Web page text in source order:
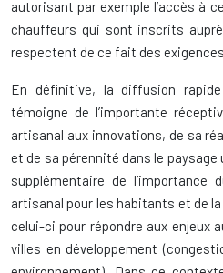
autorisant par exemple l’accès à
chauffeurs qui sont inscrits
respectent de ce fait des
En définitive, la diffusion
témoigne de l’importante
artisanal aux innovations, de sa
et de sa pérennité dans le paysage
supplémentaire de
artisanal pour les habitants et de
celui-ci pour répondre aux enjeux
villes en développement